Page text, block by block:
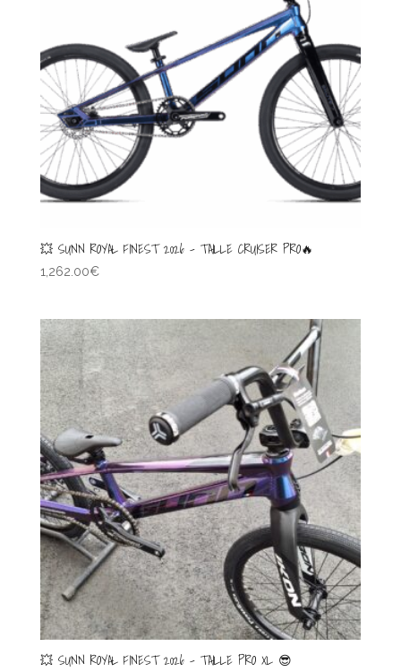
💥 SUNN ROYAL FINEST 2026 – TAILLE CRUISER PRO🔥
1,262.00€
💥 SUNN ROYAL FINEST 2026 – TAILLE PRO XL 😎